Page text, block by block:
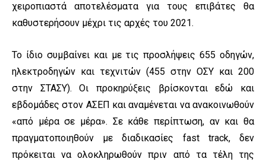
χειροπιαστά αποτελέσματα για τους επιβάτες θα
καθυστερήσουν μέχρι τις αρχές του 2021.
Το ίδιο συμβαίνει και με τις προσλήψεις 655 οδηγών,
ηλεκτροδηγών και τεχνιτών (455 στην ΟΣΥ και 200
στην ΣΤΑΣΥ). Οι προκηρύξεις βρίσκονται εδώ και
εβδομάδες στον ΑΣΕΠ και αναμένεται να ανακοινωθούν
«από μέρα σε μέρα». Σε κάθε περίπτωση, αν και θα
πραγματοποιηθούν με διαδικασίες fast track, δεν
πρόκειται να ολοκληρωθούν πριν από τα τέλη της